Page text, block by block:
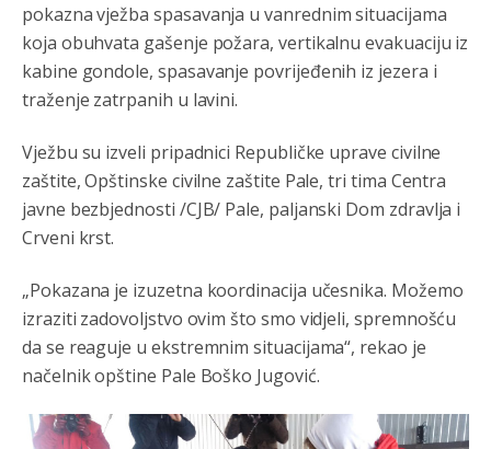
pokazna vježba spasavanja u vanrednim situacijama
koja obuhvata gašenje požara, vertikalnu evakuaciju iz
kabine gondole, spasavanje povrijeđenih iz jezera i
traženje zatrpanih u lavini.
Vježbu su izveli pripadnici Republičke uprave civilne
zaštite, Opštinske civilne zaštite Pale, tri tima Centra
javne bezbjednosti /CJB/ Pale, paljanski Dom zdravlja i
Crveni krst.
„Pokazana je izuzetna koordinacija učesnika. Možemo
izraziti zadovoljstvo ovim što smo vidjeli, spremnošću
da se reaguje u ekstremnim situacijama“, rekao je
načelnik opštine Pale Boško Jugović.